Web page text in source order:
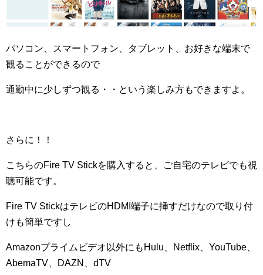
パソコン、スマートフォン、タブレット、お好きな端末で
観ることができるので
通勤中に少しずつ観る・・という楽しみ方もできますよ。
さらに！！
こちらのFire TV Stickを購入すると、ご自宅のテレビでも視
聴可能です。
Fire TV StickはテレビのHDMI 端子に挿すだけなので取り付
けも簡単ですし
Amazonプライムビデオ以外にも Hulu Netflix YouTube
AbemaTV
DAZN dTV